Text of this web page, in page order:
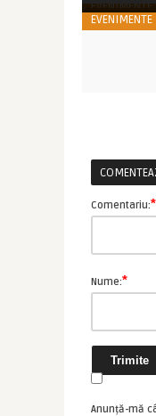
EVENIMENTE
EVENIMENTE
Comentariu:*
Nume:*
Anunță-mă